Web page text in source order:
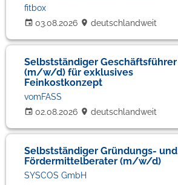
03.08.2026
fitbox
deutschlandweit
Selbstständiger Geschäftsführer
(m/w/d) für exklusives
Feinkostkonzept
02.08.2026
vomFASS
deutschlandweit
Selbstständiger Gründungs- und
Fördermittelberater (m/w/d)
SYSCOS GmbH